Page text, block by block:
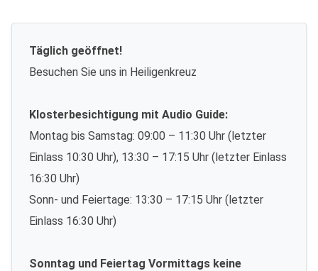
Täglich geöffnet!
Besuchen Sie uns in Heiligenkreuz
Klosterbesichtigung mit Audio Guide:
Montag bis Samstag: 09:00 – 11:30 Uhr (letzter
Einlass 10:30 Uhr), 13:30 – 17:15 Uhr (letzter Einlass
16:30 Uhr)
Sonn- und Feiertage: 13:30 – 17:15 Uhr (letzter
Einlass 16:30 Uhr)
Sonntag und Feiertag Vormittags keine